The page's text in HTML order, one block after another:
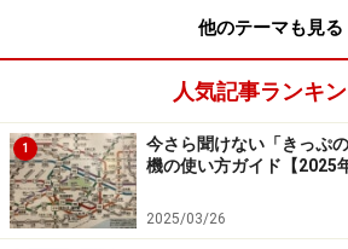
他のテーマも見る
人気記事ランキ
1
今さら聞けない「きっぷ
機の使い方ガイド【2025
2025/03/26